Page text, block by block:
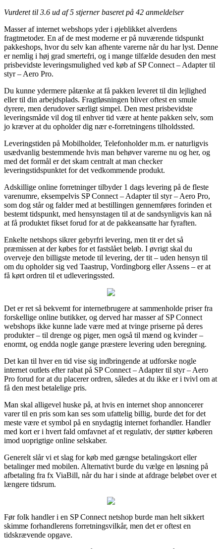
Vurderet til 3.6 ud af 5 stjerner baseret på 42 anmeldelser
Masser af internet webshops yder i øjeblikket alverdens
fragtmetoder. En af de mest moderne er på nuværende tidspunkt
pakkeshops, hvor du selv kan afhente varerne når du har lyst. Denne
er nemlig i høj grad smertefri, og i mange tilfælde desuden den mest
prisbevidste leveringsmulighed ved køb af SP Connect – Adapter til
styr – Aero Pro.
Du kunne ydermere påtænke at få pakken leveret til din lejlighed
eller til din arbejdsplads. Fragtløsningen bliver oftest en smule
dyrere, men derudover særligt simpel. Den mest prisbevidste
leveringsmåde vil dog til enhver tid være at hente pakken selv, som
jo kræver at du opholder dig nær e-forretningens tilholdssted.
Leveringstiden på Mobilholder, Telefonholder m.m. er naturligvis
usædvanlig bestemmende hvis man behøver varerne nu og her, og
med det formål er det skam centralt at man checker
leveringstidspunktet for det vedkommende produkt.
Adskillige online forretninger tilbyder 1 dags levering på de fleste
varenumre, eksempelvis SP Connect – Adapter til styr – Aero Pro,
som dog står og falder med at bestillingen gennemføres forinden et
bestemt tidspunkt, med hensynstagen til at de sandsynligvis kan nå
at få produktet fikset forud for at de pakkeansatte har fyraften.
Enkelte netshops sikrer gebyrfri levering, men tit er det så
præmissen at der købes for et fastslået beløb. I øvrigt skal du
overveje den billigste metode til levering, der tit – uden hensyn til
om du opholder sig ved Taastrup, Vordingborg eller Assens – er at
få kørt ordren til et udleveringssted.
Det er ret så bekvemt for internetbrugere at sammenholde priser fra
forskellige online butikker, og derved har masser af SP Connect
webshops ikke kunne lade være med at tvinge priserne på deres
produkter – til drenge og piger, men også til mænd og kvinder –
enormt, og endda nogle gange præstere levering uden beregning.
Det kan til hver en tid vise sig indbringende at udforske nogle
internet outlets efter rabat på SP Connect – Adapter til styr – Aero
Pro forud for at du placerer ordren, således at du ikke er i tvivl om at
få den mest betalelige pris.
Man skal alligevel huske på, at hvis en internet shop annoncerer
varer til en pris som kan ses som ufattelig billig, burde det for det
meste være et symbol på en snydagtig internet forhandler. Handler
med kort er i hvert fald omfavnet af et regulativ, der støtter køberen
imod uoprigtige online selskaber.
Generelt slår vi et slag for køb med gængse betalingskort eller
betalinger med mobilen. Alternativt burde du vælge en løsning på
afbetaling fra fx ViaBill, når du har i sinde at afdrage beløbet over et
længere tidsrum.
Før folk handler i en SP Connect netshop burde man helt sikkert
skimme forhandlerens forretningsvilkår, men det er oftest en
tidskrævende opgave.